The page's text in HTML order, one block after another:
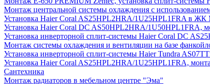
Монтаж центральной системы охлаждения с
Установка Haier Coral AS25HPL2HRA/1U25HPL1FRA в ЖК
Установка Haier Coral DC AS50HPL2HRA/1U50HPL1FRA,
Установка инверторной сплит-системы Haier Coral DC
Монтаж системы охлаждения и вентиляции на базе
Установка инверторной сплит-системы Haier Tundra
Установка Haier Coral AS25HPL2HRA/1U25HPL1FRA,
Сантехника
Монтаж радиаторов в мебельном центре "Эма"